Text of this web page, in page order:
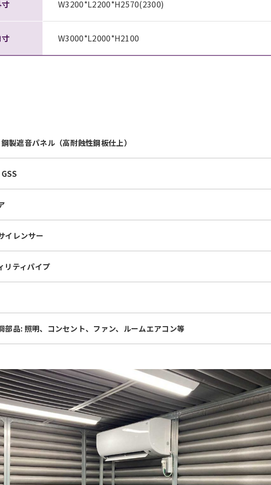
W3200*L2200*H2570(2300)
W3000*L2000*H2100
製遮音パネル（高耐蝕性鋼板仕上）
イレンサー
リティパイプ
部品: 照明、コンセント、ファン、ルームエアコン等